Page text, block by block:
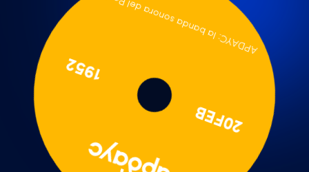
20FEB
1952 APDAYC: la banda sonora del Perú